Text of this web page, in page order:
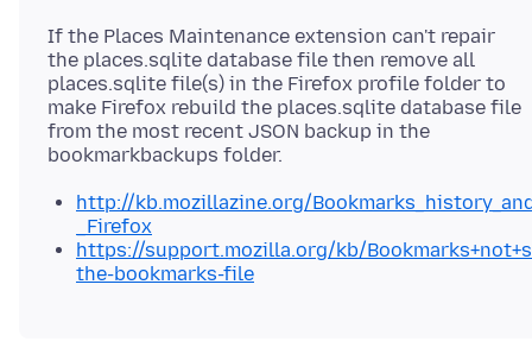
If the Places Maintenance extension can't repair
the places.sqlite database file then remove all
places.sqlite file(s) in the Firefox profile folder to
make Firefox rebuild the places.sqlite database file
from the most recent JSON backup in the
http://kb.mozillazine.org/
_Firefox
https://support.mozilla.org/kb/
the-bookmarks-file